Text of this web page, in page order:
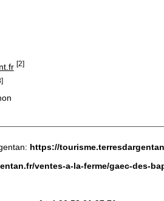
[2]
https://
ventes-a-la-ferme/gaec-des-